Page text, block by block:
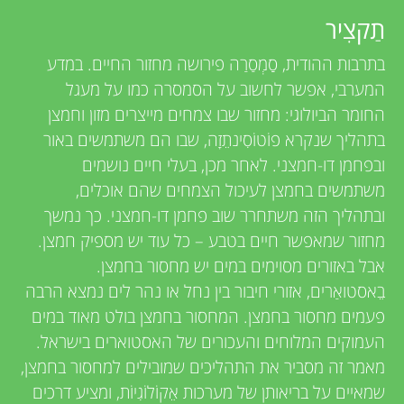
n
g
M
n
d
s
v
i
e
w
e
r
s
תַקצִיר
בתרבות ההודית, סַַמְסַרַה פירושה מחזור החיים. במדע
המערבי, אפשר לחשוב על הסמסרה כמו על מעגל
החומר הביולוגי: מחזור שבו צמחים מייצרים מזון וחמצן
בתהליך שנקרא פוֹטוֹסִינתֵזָה, שבו הם משתמשים באור
ובפחמן דו-חמצני. לאחר מכן, בעלי חיים נושמים
משתמשים בחמצן לעיכול הצמחים שהם אוכלים,
ובתהליך הזה משתחרר שוב פחמן דו-חמצני. כך נמשך
מחזור שמאפשר חיים בטבע – כל עוד יש מספיק חמצן.
אבל באזורים מסוימים במים יש מחסור בחמצן.
בֵאסטואַרים, אזורי חיבור בין נחל או נהר לים נמצא הרבה
פעמים מחסור בחמצן. המחסור בחמצן בולט מאוד במים
העמוקים המלוחים והעכורים של האסטוארים בישראל.
מאמר זה מסביר את התהליכים שמובילים למחסור בחמצן,
שמאיים על בריאותן של מערכות אֵקוֹלוֹגִיוֹת, ומציע דרכים